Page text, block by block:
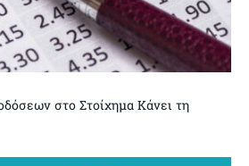
στο Στοίχημα Κάνει τη